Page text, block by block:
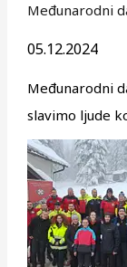
Međunarodni
05.12.2024
Međunarodni
slavimo ljude